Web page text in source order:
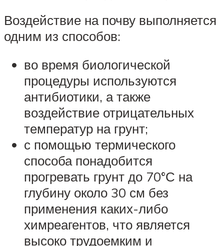
Воздействие на почву выполняется
одним из способов:
во время биологической
процедуры используются
антибиотики, а также
воздействие отрицательных
температур на грунт;
с помощью термического
способа понадобится
прогревать грунт до 70°С на
глубину около 30 см без
применения каких-либо
химреагентов, что является
высоко трудоемким и